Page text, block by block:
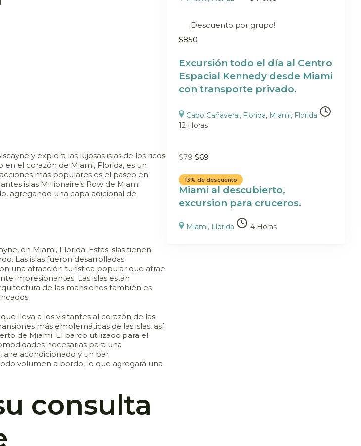
y explora las lujosas islas de los ricos
el corazón de Miami, Florida, es un
más populares es el paseo en
islas Millionaire’s Row de Miami
agregando una capa adicional de
en Miami, Florida. Estas islas tienen
Las islas fueron desarrolladas
una atracción turística popular que atrae
impresionantes. Las islas están
de las mansiones también es
lleva a los visitantes al corazón de las
más emblemáticas de las islas, así
de Miami. El barco utilizado para el
necesarias para una
aire acondicionado y un bar
volumen a bordo, lo que agregará una
consulta
¡Descuento por grupo!
$850
Excursión todo el día al Centro
Espacial Kennedy desde Miami
con transporte privado.
Cabo Cañaveral, Florida, Miami, Florida
12 Horas
$79 $69
13% de descuento
Miami al descubierto,
excursion para cruceros.
Miami, Florida 4 Horas